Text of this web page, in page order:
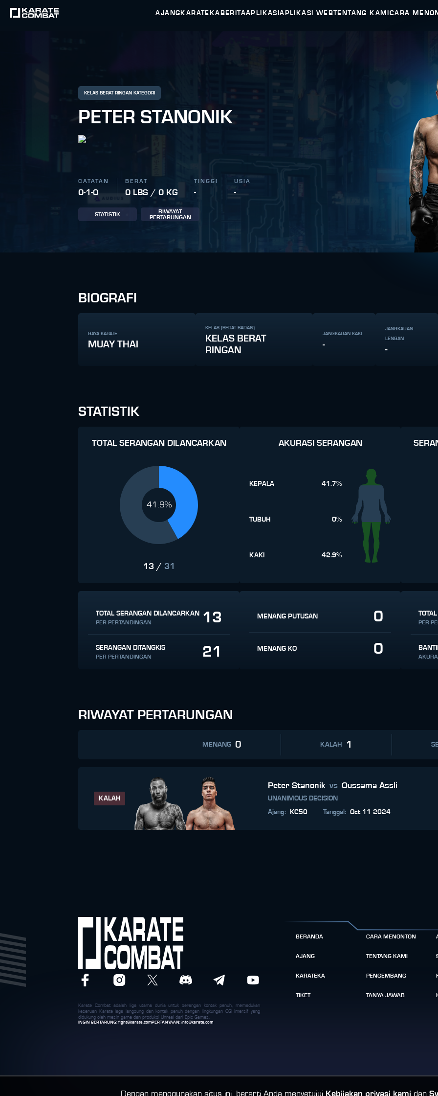
AJANG KARATEKA BERITAAPLIKASIAPLIKASI WEBTENTANG KAMI CARA
KELAS BERAT RINGAN KATEGORI
PETER STANONIK
CATATAN
0-1-0
BERAT
0 LBS / 0 KG
TINGGI
-
USIA
-
STATISTIK
RIWAYAT
PERTARUNGAN
BIOGRAFI
GAYA KARATE
MUAY THAI
KELAS (BERAT BADAN)
KELAS BERAT
RINGAN
JANGKAUAN KAKI
-
JANGKAUAN
LENGAN
-
STATISTIK
TOTAL SERANGAN DILANCARKAN
41.9%
13/ 31
AKURASI SERANGAN
KEPALA 41.7%
TUBUH 0%
KAKI 42.9%
TOTAL SERANGAN DILANCARKAN
PER PERTANDINGAN 13
SERANGAN DITANGKIS
PER PERTANDINGAN 21
MENANG PUTUSAN 0
MENANG KO 0
PER
RIWAYAT PERTARUNGAN
MENANG 0 KALAH 1
KALAH
Peter Stanonik vs Oussama Assli
UNANIMOUS DECISION
Ajang: KC50 Tanggal : Oct 11 2024
Dengan menggunakan situs ini, berarti Anda menyetujui Kebijakan privasi kami dan
BERANDA
AJANG
KARATEKA
TIKET
CARA MENONTON
TENTANG KAMI
PENGEMBANG
TANYA-JAWAB
Karate Combat adalah liga utama dunia untuk serangan kontak penuh, memadukan
keseruan Karate laga langsung dan kontak penuh dengan lingkungan CGI imersif yang
didukung oleh mesin game dan produksi Unreal dari Epic Games.
INGIN BERTARUNG: fight@karate.comPERTANYAAN: info@karate.com